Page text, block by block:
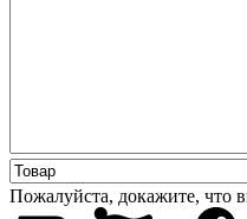
Пожалуйста, докажите, что